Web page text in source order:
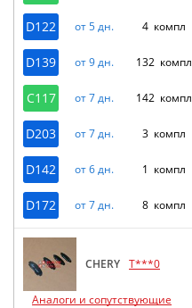
D122 от 5 дн. 4 компл
D139 от 9 дн. 132 компл
C117 от 7 дн. 142 компл
D203 от 7 дн. 3 компл
D142 от 6 дн. 1 компл
D172 от 7 дн. 8 компл
CHERY T***0
Аналоги и сопутствующие